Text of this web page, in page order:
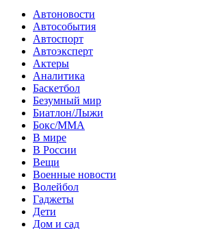
Автоновости
Автособытия
Автоспорт
Автоэксперт
Актеры
Аналитика
Баскетбол
Безумный мир
Биатлон/Лыжи
Бокс/MMA
В мире
В России
Вещи
Военные новости
Волейбол
Гаджеты
Дети
Дом и сад